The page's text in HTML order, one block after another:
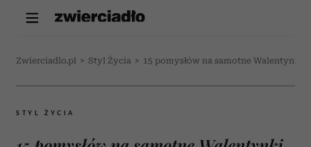
Zwierciadlo.pl > Styl Życia > 15 pomysłów na samotne Walentynki
STYL ŻYCIA